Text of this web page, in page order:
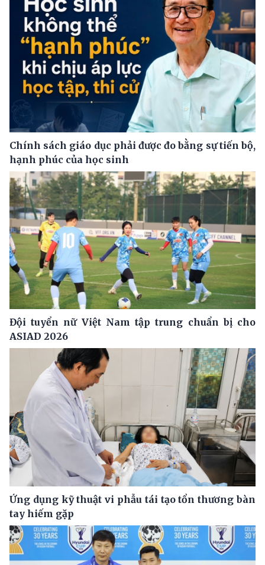
Chính sách giáo dục phải được đo bằng sự tiến bộ,
hạnh phúc của học sinh
Đội tuyển nữ Việt Nam tập trung chuẩn bị cho
ASIAD 2026
Ứng dụng kỹ thuật vi phẫu tái tạo tổn thương bàn
tay hiếm gặp